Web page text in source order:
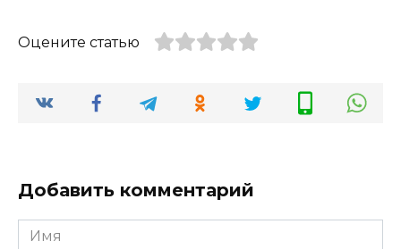
Оцените статью
Добавить комментарий
Имя